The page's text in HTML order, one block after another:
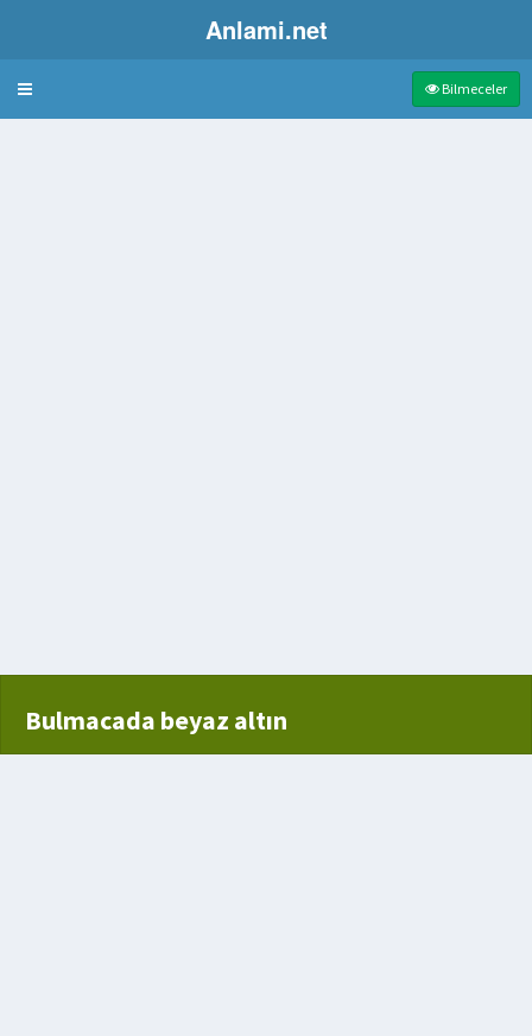
Anlami.net
Bulmaca Bilmeceler
Bulmacada beyaz altın